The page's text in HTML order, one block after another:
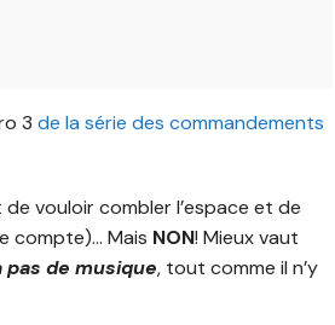
3 de la série des commandements
vouloir combler l’espace et de
compte)… Mais NON! Mieux vaut
pas de musique, tout comme il n’y